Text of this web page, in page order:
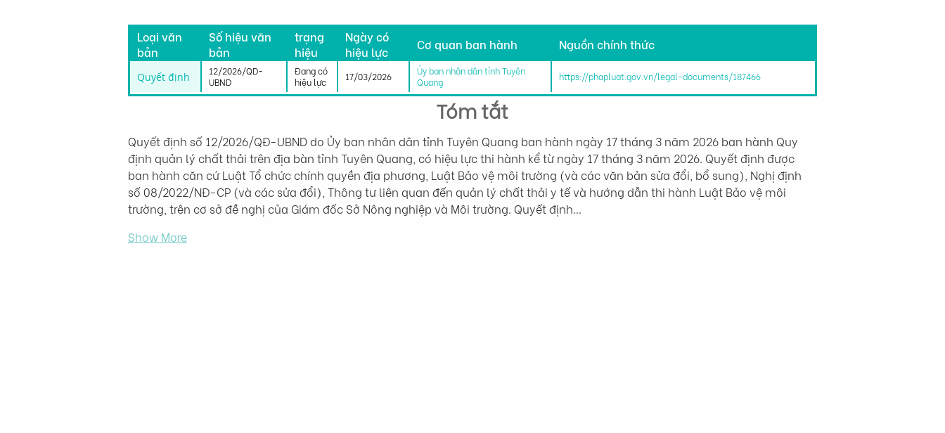
Loại văn
bản
Số hiệu văn
bản
trạng
hiệu
lực
Ngày có
hiệu lực
Cơ quan ban hành Nguồn chính thức
Quyết định
12/2026/QD-
UBND
Đang có
hiệu lực
17/03/2026
Ủy ban nhân dân tỉnh Tuyên
Quang
https://phapluat.gov.vn/legal-documents/187466
Tóm tắt
Quyết định số 12/2026/QĐ-UBND do Ủy ban nhân dân tỉnh Tuyên Quang ban hành ngày 17 tháng 3 năm 2026 ban hành Quy
định quản lý chất thải trên địa bàn tỉnh Tuyên Quang, có hiệu lực thi hành kể từ ngày 17 tháng 3 năm 2026. Quyết định được
ban hành căn cứ Luật Tổ chức chính quyền địa phương, Luật Bảo vệ môi trường (và các văn bản sửa đổi, bổ sung), Nghị định
số 08/2022/NĐ-CP (và các sửa đổi), Thông tư liên quan đến quản lý chất thải y tế và hướng dẫn thi hành Luật Bảo vệ môi
trường, trên cơ sở đề nghị của Giám đốc Sở Nông nghiệp và Môi trường. Quyết định…
Show More